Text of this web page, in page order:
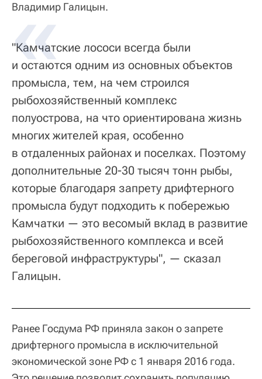
Владимир Галицын.
"Камчатские лососи всегда были
и остаются одним из основных объектов
промысла, тем, на чем строился
рыбохозяйственный комплекс
полуострова, на что ориентирована жизнь
многих жителей края, особенно
в отдаленных районах и поселках. Поэтому
дополнительные 20-30 тысяч тонн рыбы,
которые благодаря запрету дрифтерного
промысла будут подходить к побережью
Камчатки — это весомый вклад в развитие
рыбохозяйственного комплекса и всей
береговой инфраструктуры", — сказал
Галицын.
Ранее Госдума РФ приняла закон о запрете
дрифтерного промысла в исключительной
экономической зоне РФ с 1 января 2016 года.